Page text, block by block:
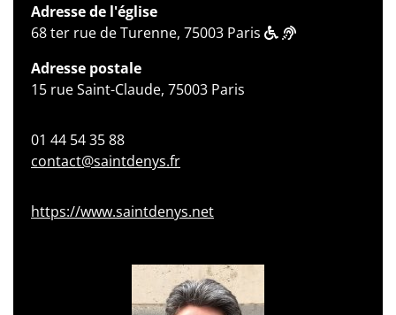
Adresse de l'église
68 ter rue de Turenne, 75003 Paris
Adresse postale
15 rue Saint-Claude, 75003 Paris
01 44 54 35 88
contact@saintdenys.fr
https://www.saintdenys.net